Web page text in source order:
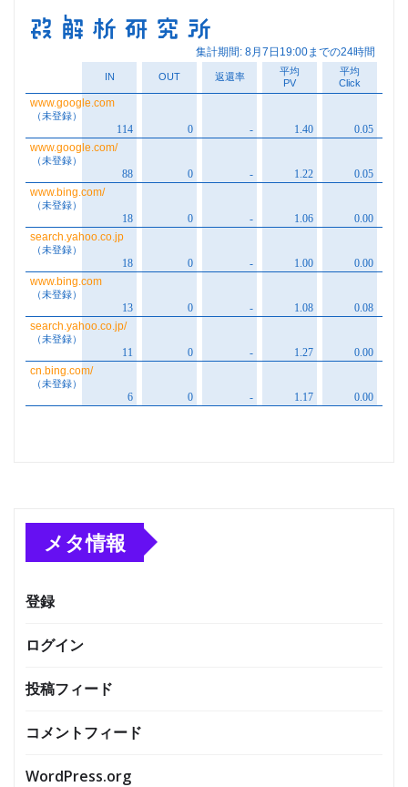
メタ情報
登録
ログイン
投稿フィード
コメントフィード
WordPress.org